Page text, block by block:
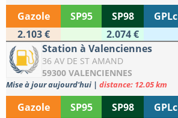
Gazole SP95 SP98 GPLc
2.103 €
2.074 €
Station à Valenciennes
36 AV DE ST AMAND
59300 VALENCIENNES
Mise à jour aujourd'hui | distance: 12.05 km
Gazole SP95 SP98 GPLc